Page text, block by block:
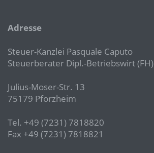
Adresse
Steuer-Kanzlei Pasquale Caputo
Steuerberater Dipl.-Betriebswirt (FH)
Julius-Moser-Str. 13
75179 Pforzheim
Tel. +49 (7231) 7818820
Fax +49 (7231) 7818821